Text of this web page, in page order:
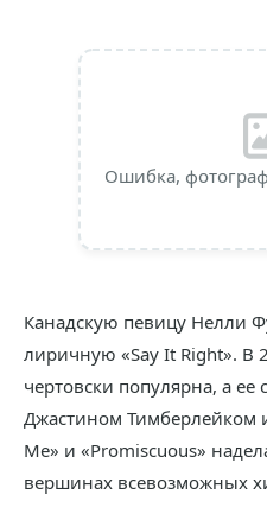
Ошибка,
Канадскую певицу Нелли
лиричную «Say It Right». В
чертовски популярна, а ее
Джастином Тимберлейком
Me» и «Promiscuous»
вершинах всевозможных